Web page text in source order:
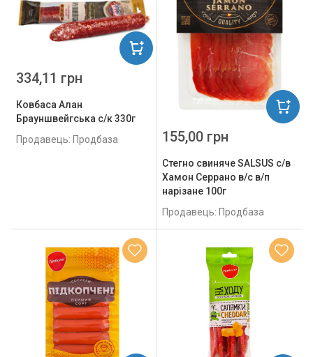
Ковбаса Алан
Брауншвейгська с/к 330г
Продавець: Продбаза
334,11 грн
Стегно свиняче SALSUS с/в
Хамон Серрано в/с в/п
нарізане 100г
Продавець: Продбаза
155,00 грн